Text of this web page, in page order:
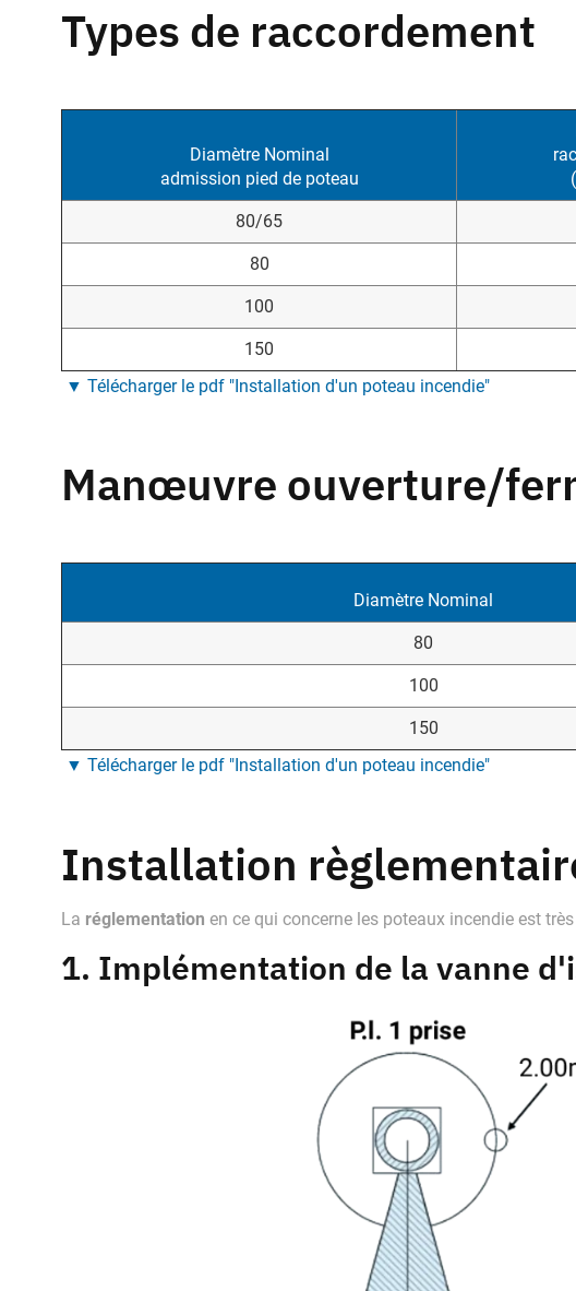
Types de raccordement
Diamètre Nominal
admission pied de poteau
80/65
80
100
150
▼ Télécharger le pdf "Installation d'un poteau incendie"
Manœuvre ouverture/
Diamètre Nominal
80
100
150
▼ Télécharger le pdf "Installation d'un poteau incendie"
Installation
La réglementation en ce qui concerne les poteaux incendie est
1. Implémentation de la vanne